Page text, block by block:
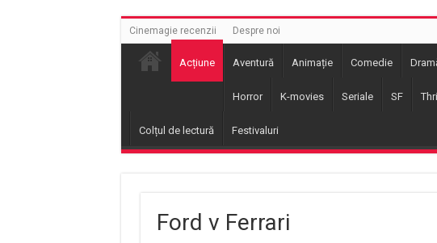
Cinemagie recenzii Despre noi
Acțiune Aventură Animație Comedie
Horror K-movies Seriale SF
Colțul de lectură Festivaluri
Ford v Ferrari